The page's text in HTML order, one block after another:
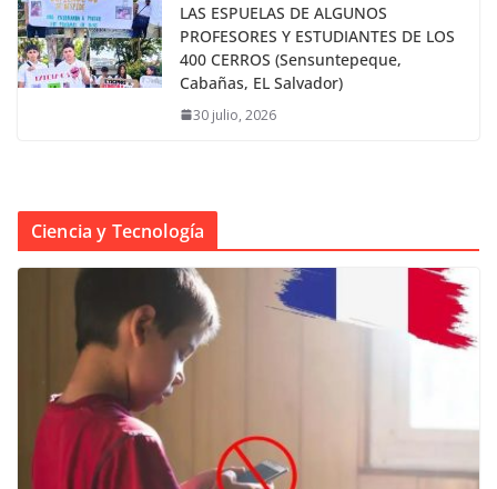
LAS ESPUELAS DE ALGUNOS
PROFESORES Y ESTUDIANTES DE LOS
400 CERROS (Sensuntepeque,
Cabañas, EL Salvador)
30 julio, 2026
Ciencia y Tecnología